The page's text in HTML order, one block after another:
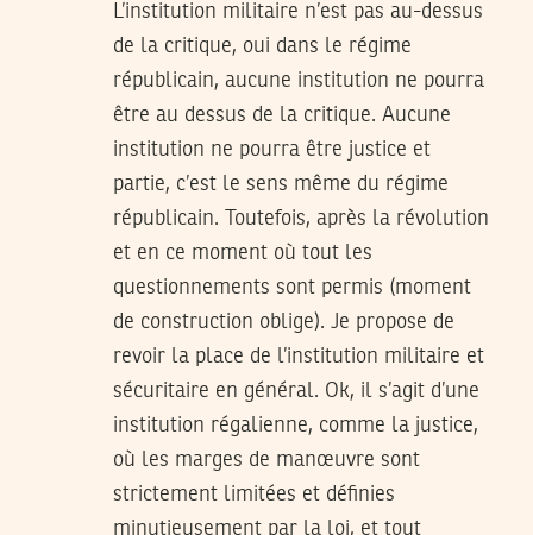
L’institution militaire n’est pas au-dessus
de la critique, oui dans le régime
républicain, aucune institution ne pourra
être au dessus de la critique. Aucune
institution ne pourra être justice et
partie, c’est le sens même du régime
républicain. Toutefois, après la révolution
et en ce moment où tout les
questionnements sont permis (moment
de construction oblige). Je propose de
revoir la place de l’institution militaire et
sécuritaire en général. Ok, il s’agit d’une
institution régalienne, comme la justice,
où les marges de manœuvre sont
strictement limitées et définies
minutieusement par la loi, et tout